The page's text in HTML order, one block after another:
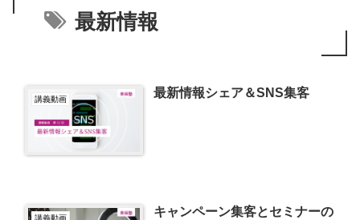
最新情報
講義動画 最新情報シェア＆SNS集客
キャンペーン集客とセミナーの